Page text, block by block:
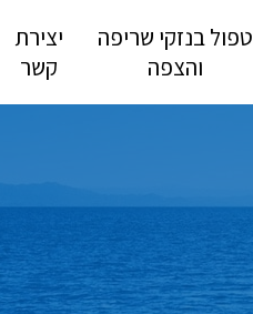
טפול בנזקי שריפה
והצפה
יצירת
קשר